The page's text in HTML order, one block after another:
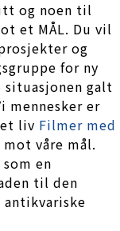
og noen til
et MÅL. Du vil
og
for ny
situasjonen galt
mennesker er
liv Filmer med
mot våre mål.
en
til den